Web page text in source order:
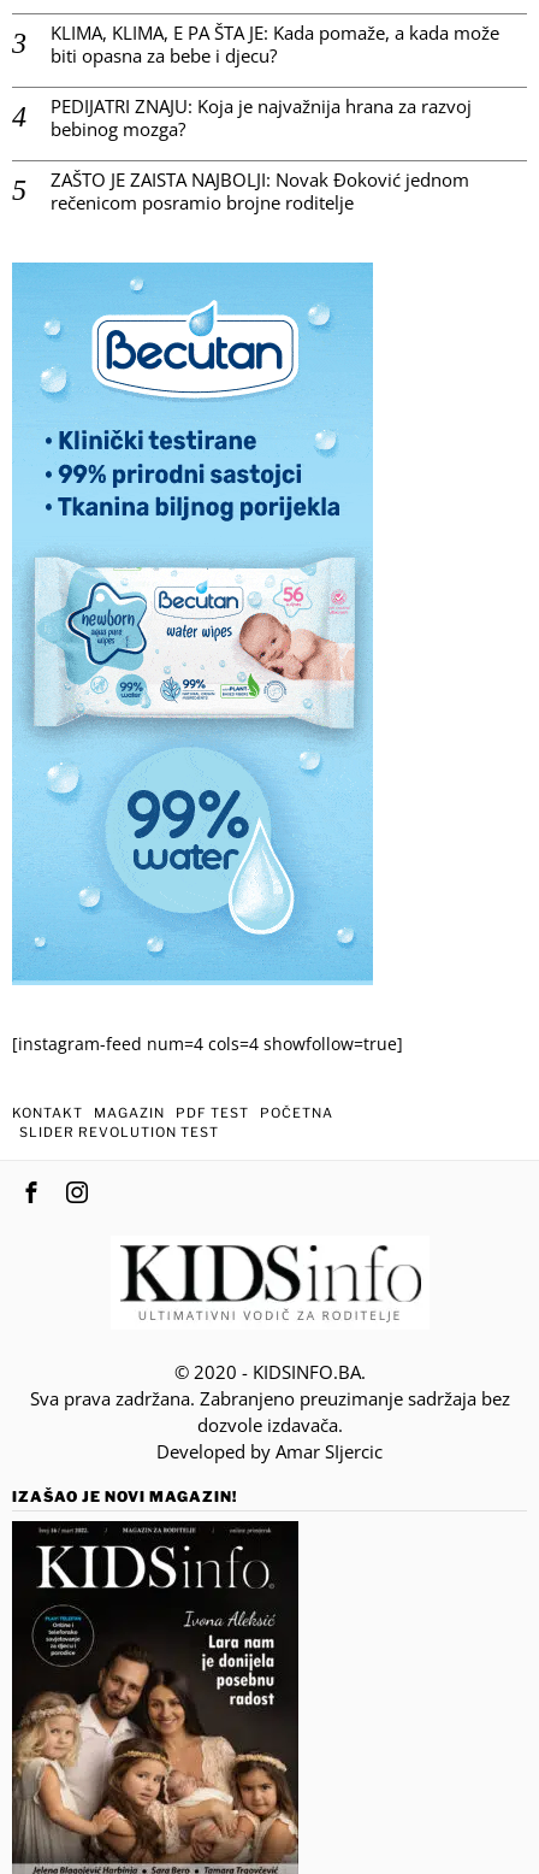
KLIMA, KLIMA, E PA ŠTA JE: Kada pomaže, a kada može
biti opasna za bebe i djecu?
PEDIJATRI ZNAJU: Koja je najvažnija hrana za razvoj
bebinog mozga?
ZAŠTO JE ZAISTA NAJBOLJI: Novak Đoković jednom
rečenicom posramio brojne roditelje
[instagram-feed num=4 cols=4 showfollow=true]
KONTAKT MAGAZIN PDF TEST
POČETNA
SLIDER REVOLUTION TEST
© 2020 - KIDSINFO.BA.
Sva prava zadržana. Zabranjeno preuzimanje sadržaja bez
dozvole izdavača.
Developed by Amar SIjercic
IZAŠAO JE NOVI MAGAZIN!